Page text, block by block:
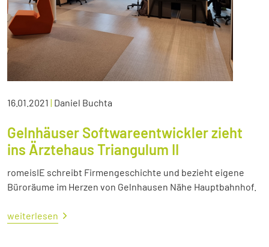
16.01.2021 | Daniel Buchta
Gelnhäuser Softwareentwickler zieht
ins Ärztehaus Triangulum II
romeisIE schreibt Firmengeschichte und bezieht eigene
Büroräume im Herzen von Gelnhausen Nähe Hauptbahnhof.
weiterlesen